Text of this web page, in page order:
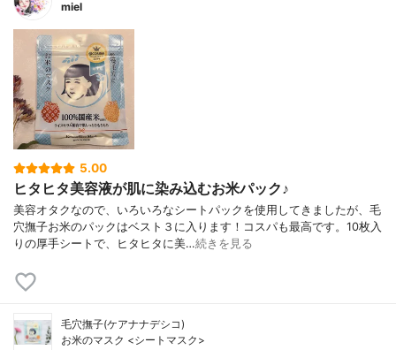
miel
5.00
ヒタヒタ美容液が肌に染み込むお米パック♪
美容オタクなので、いろいろなシートパックを使用してきましたが、毛
穴撫子お米のパックはベスト３に入ります！コスパも最高です。10枚入
りの厚手シートで、ヒタヒタに美…続きを見る
毛穴撫子(ケアナナデシコ)
お米のマスク <シートマスク>